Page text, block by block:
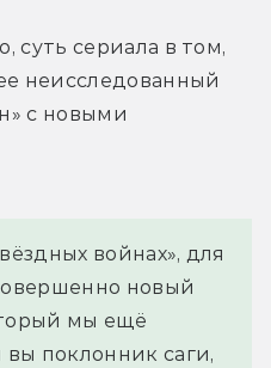
суть сериала в том,
неисследованный
с новыми
войнах», для
новый
мы ещё
вы поклонник саги,